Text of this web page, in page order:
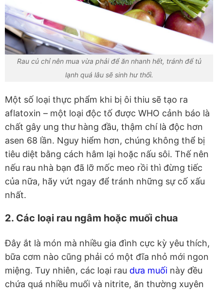
Rau củ chỉ nên mua vừa phải để ăn nhanh hết, tránh để tủ
lạnh quá lâu sẽ sinh hư thối.
Một số loại thực phẩm khi bị ôi thiu sẽ tạo ra
aflatoxin – một loại độc tố được WHO cảnh báo là
chất gây ung thư hàng đầu, thậm chí là độc hơn
asen 68 lần. Nguy hiểm hơn, chúng không thể bị
tiêu diệt bằng cách hâm lại hoặc nấu sôi. Thế nên
nếu rau nhà bạn đã lỡ mốc meo rồi thì đừng tiếc
của nữa, hãy vứt ngay để tránh những sự cố xấu
nhất.
2. Các loại rau ngâm hoặc muối chua
Đây ắt là món mà nhiều gia đình cực kỳ yêu thích,
bữa cơm nào cũng phải có một đĩa nhỏ mới ngon
miệng. Tuy nhiên, các loại rau dưa muối này đều
chứa quá nhiều muối và nitrite, ăn thường xuyên